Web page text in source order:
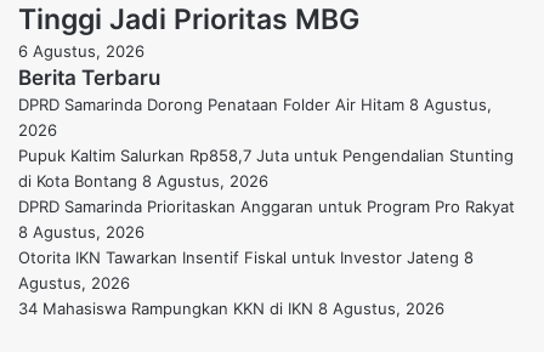
Tinggi Jadi Prioritas MBG
6 Agustus, 2026
Berita Terbaru
DPRD Samarinda Dorong Penataan Folder Air Hitam 8 Agustus,
2026
Pupuk Kaltim Salurkan Rp858,7 Juta untuk Pengendalian Stunting
di Kota Bontang 8 Agustus, 2026
DPRD Samarinda Prioritaskan Anggaran untuk Program Pro Rakyat
8 Agustus, 2026
Otorita IKN Tawarkan Insentif Fiskal untuk Investor Jateng 8
Agustus, 2026
34 Mahasiswa Rampungkan KKN di IKN 8 Agustus, 2026